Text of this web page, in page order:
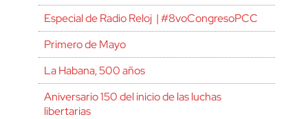
Especial de Radio Reloj | #8voCongresoPCC
Primero de Mayo
La Habana, 500 años
Aniversario 150 del inicio de las luchas
libertarias